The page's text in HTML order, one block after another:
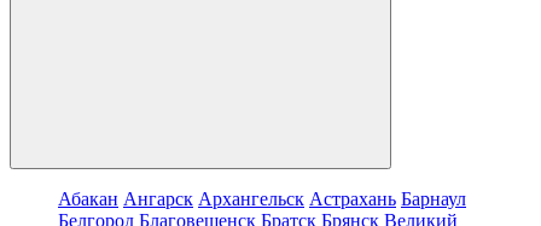
Абакан Ангарск Архангельск Астрахань Барнаул
Белгород Благовещенск Братск Брянск Великий